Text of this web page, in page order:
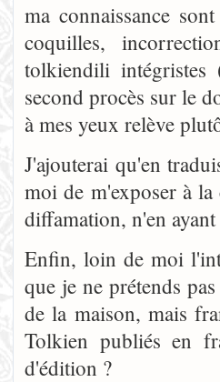
ma connaissance
coquilles,
tolkiendili
second procès sur le
à mes yeux relève
J'ajouterai qu'en
moi de m'exposer à
diffamation, n'en
Enfin, loin de moi
que je ne prétends
de la maison, mais
Tolkien publiés en
d'édition ?